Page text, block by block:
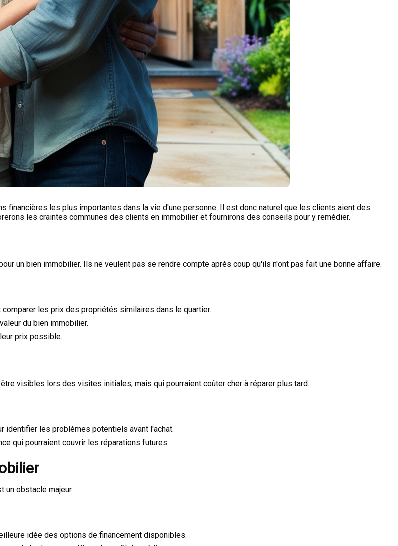
financières les plus importantes dans la vie d'une personne. Il est donc naturel que les clients aient des
les craintes communes des clients en immobilier et fournirons des conseils pour y remédier.
un bien immobilier. Ils ne veulent pas se rendre compte après coup qu'ils n'ont pas fait une bonne affaire.
les prix des propriétés similaires dans le quartier.
du bien immobilier.
prix possible.
visibles lors des visites initiales, mais qui pourraient coûter cher à réparer plus tard.
identifier les problèmes potentiels avant l'achat.
qui pourraient couvrir les réparations futures.
un obstacle majeur.
idée des options de financement disponibles.